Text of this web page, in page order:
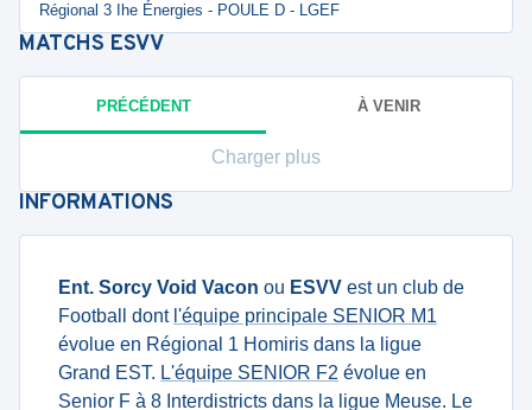
Régional 3 Ihe Énergies - POULE D - LGEF
MATCHS ESVV
PRÉCÉDENT À VENIR
Charger plus
INFORMATIONS
Ent. Sorcy Void Vacon ou ESVV est un club de
Football dont l'équipe principale SENIOR M1
évolue en Régional 1 Homiris dans la ligue
Grand EST. L'équipe SENIOR F2 évolue en
Senior F à 8 Interdistricts dans la ligue Meuse. Le